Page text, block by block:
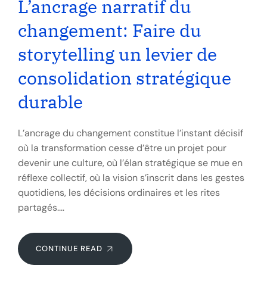
L’ancrage narratif du
changement: Faire du
storytelling un levier de
consolidation stratégique
durable
L’ancrage du changement constitue l’instant décisif
où la transformation cesse d’être un projet pour
devenir une culture, où l’élan stratégique se mue en
réflexe collectif, où la vision s’inscrit dans les gestes
quotidiens, les décisions ordinaires et les rites
partagés.…
CONTINUE READ